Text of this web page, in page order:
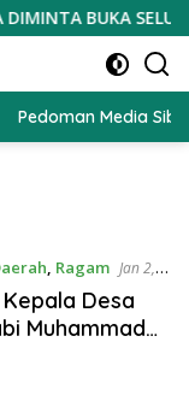
BUKA
Pedoman Media
, Ragam Jan 2,
Desa
Muhammad